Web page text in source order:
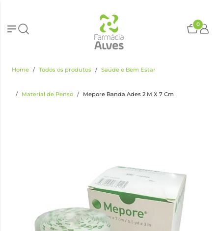
0
Home Todos os produtos Saúde e Bem Estar
Material de Penso Mepore Banda Ades 2 M X 7 Cm